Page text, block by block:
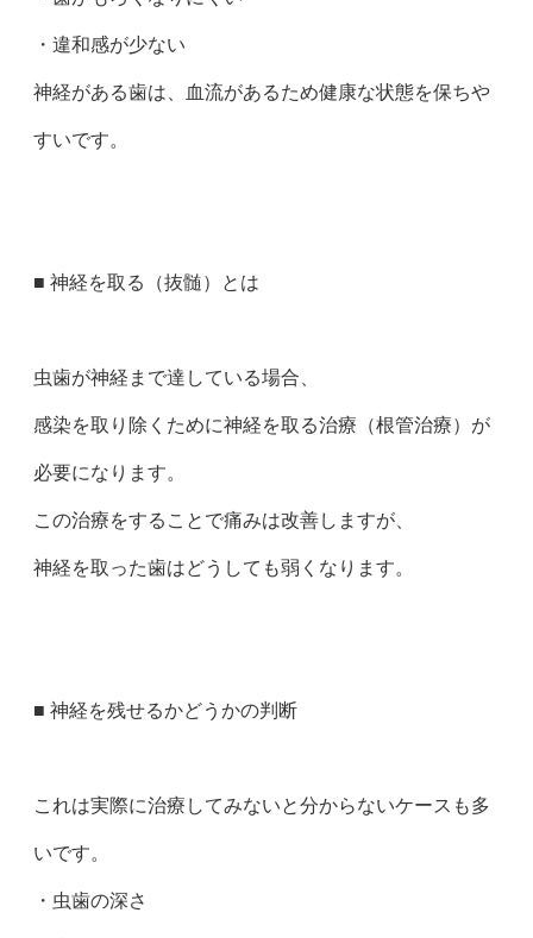
・違和感が少ない
神経がある歯は、血流があるため健康な状態を保ちや
すいです。
■ 神経を取る（抜髄）とは
虫歯が神経まで達している場合、
感染を取り除くために神経を取る治療（根管治療）が
必要になります。
この治療をすることで痛みは改善しますが、
神経を取った歯はどうしても弱くなります。
■ 神経を残せるかどうかの判断
これは実際に治療してみないと分からないケースも多
いです。
・虫歯の深さ